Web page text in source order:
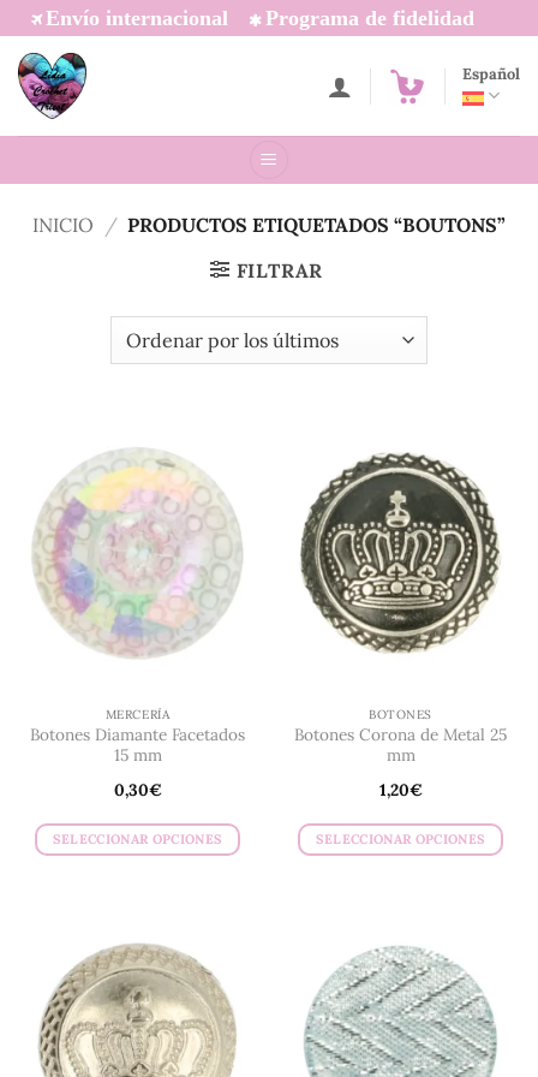
Saltar
al
contenido
Envío internacional Programa de fidelidad
Español
INICIO / PRODUCTOS ETIQUETADOS “BOUTONS”
FILTRAR
MERCERÍA
Botones Diamante Facetados
15 mm
0,30€
SELECCIONAR OPCIONES
múltiples
variantes.
Las
opciones
se
pueden
BOTONES
Botones Corona de Metal 25
mm
1,20€
SELECCIONAR OPCIONES
múltiples
variantes.
Las
opciones
se
pueden